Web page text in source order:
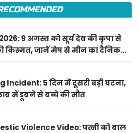
9 अगस्त को सूर्य देव की कृपा से
किस्मत, जानें मेष से मीन का दैनिक
Incident: 5 दिन में दूसरी बड़ी घटना,
में डूबने से बच्चे की मौत
Violence Video: पत्नी को बाल